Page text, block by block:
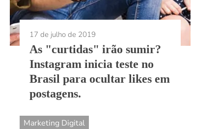
17 de julho de 2019
As "curtidas" irão sumir?
Instagram inicia teste no
Brasil para ocultar likes em
postagens.
Marketing Digital